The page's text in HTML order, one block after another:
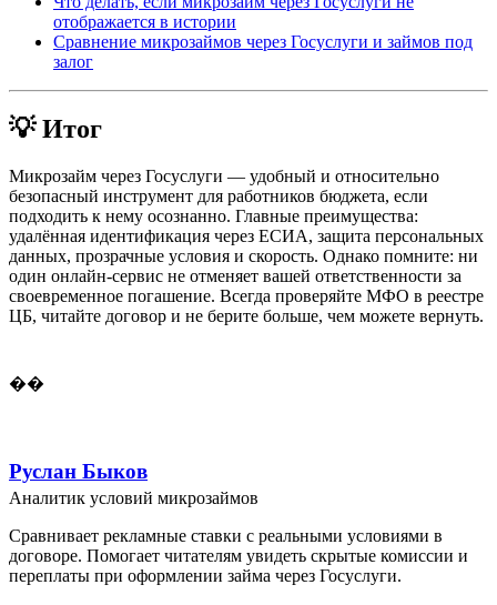
отображается в истории
Сравнение микрозаймов через Госуслуги и займов под
залог
💡 Итог
Микрозайм через Госуслуги — удобный и относительно
безопасный инструмент для работников бюджета, если
подходить к нему осознанно. Главные преимущества:
удалённая идентификация через ЕСИА, защита персональных
данных, прозрачные условия и скорость. Однако помните: ни
один онлайн-сервис не отменяет вашей ответственности за
своевременное погашение. Всегда проверяйте МФО в реестре
ЦБ, читайте договор и не берите больше, чем можете вернуть.
��
Руслан Быков
Аналитик условий микрозаймов
Сравнивает рекламные ставки с реальными условиями в
договоре. Помогает читателям увидеть скрытые комиссии и
переплаты при оформлении займа через Госуслуги.